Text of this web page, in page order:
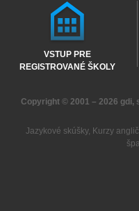
VSTUP PRE
REGISTROVANÉ ŠKOLY
Copyright © 2001 – 2026 gdi,
Jazykové skúšky, Kurzy